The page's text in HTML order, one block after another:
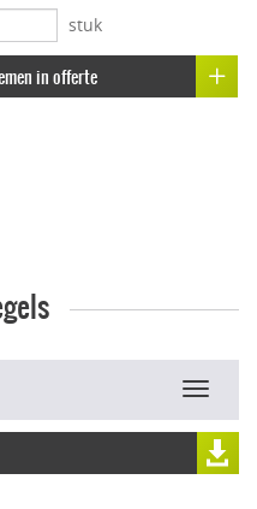
stuk
in offerte
Toggle